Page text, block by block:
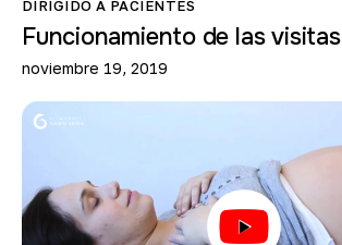
DIRIGIDO A PACIENTES
Funcionamiento de las visitas
noviembre 19, 2019